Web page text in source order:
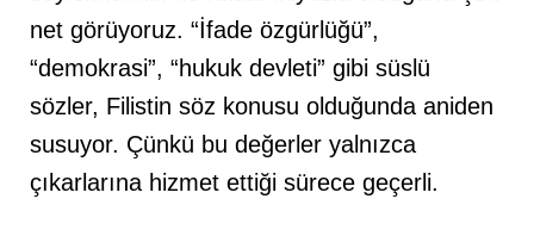
net görüyoruz. “İfade özgürlüğü”,
“demokrasi”, “hukuk devleti” gibi süslü
sözler, Filistin söz konusu olduğunda aniden
susuyor. Çünkü bu değerler yalnızca
çıkarlarına hizmet ettiği sürece geçerli.